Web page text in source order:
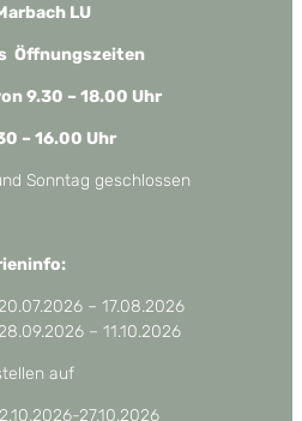
LU
Öffnungszeiten
9.30 – 18.00 Uhr
– 16.00 Uhr
Sonntag geschlossen
– 17.08.2026
– 11.10.2026
auf
27.10.2026